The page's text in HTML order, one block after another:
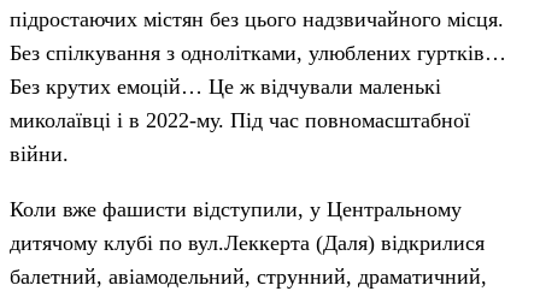
підростаючих містян без цього надзвичайного місця.
Без спілкування з однолітками, улюблених гуртків…
Без крутих емоцій… Це ж відчували маленькі
миколаївці і в 2022-му. Під час повномасштабної
війни.
Коли вже фашисти відступили, у Центральному
дитячому клубі по вул.Леккерта (Даля) відкрилися
балетний, авіамодельний, струнний, драматичний,